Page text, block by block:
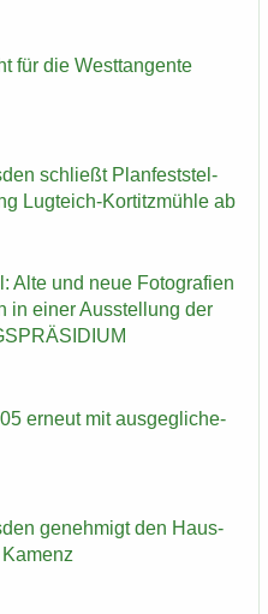
für die West­tan­gen­te
schließt Plan­fest­stel­
Lugteich-​Kortitzmühle ab
Alte und neue Fo­to­gra­fien
in einer Aus­stel­lung der
er­neut mit aus­ge­gli­che­
ge­neh­migt den Haus­